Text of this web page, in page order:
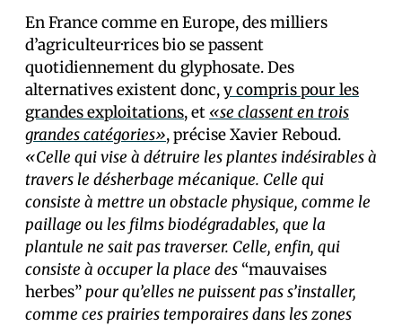
En France comme en Europe, des milliers
d’agriculteur·rices bio se passent
quotidiennement du glyphosate. Des
alternatives existent donc,y compris pour les
grandes exploitations, et «se classent en trois
grandes catégories», précise Xavier Reboud.
«Celle qui vise à détruire les plantes indésirables à
travers le désherbage mécanique. Celle qui
consiste à mettre un obstacle physique, comme le
paillage ou les films biodégradables, que la
plantule ne sait pas traverser. Celle, enfin, qui
consiste à occuper la place des “mauvaises
herbes”pour qu’elles ne puissent pas s’installer,
comme ces prairies temporaires dans les zones